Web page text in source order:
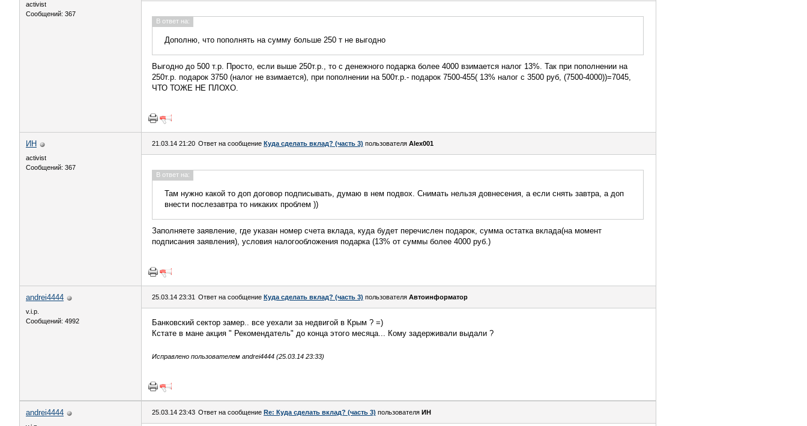
activist
Сообщений: 367
В ответ на:
Дополню, что пополнять на сумму больше 250 т не выгодно
Выгодно до 500 т.р. Просто, если выше 250т.р., то с денежного подарка более 4000 взимается налог 13%. Так при пополнении на
250т.р. подарок 3750 (налог не взимается), при пополнении на 500т.р.- подарок 7500-455( 13% налог с 3500 руб, (7500-4000))=7045,
ЧТО ТОЖЕ НЕ ПЛОХО.
ИН
activist
Сообщений: 367
21.03.14 21:20 Ответ на сообщение Куда сделать вклад? (часть 3) пользователя Alex001
В ответ на:
Там нужно какой то доп договор подписывать, думаю в нем подвох. Снимать нельзя довнесения, а если снять завтра, а доп
внести послезавтра то никаких проблем ))
Заполняете заявление, где указан номер счета вклада, куда будет перечислен подарок, сумма остатка вклада(на момент
подписания заявления), условия налогообложения подарка (13% от суммы более 4000 руб.)
andrei4444
v.i.p.
Сообщений: 4992
25.03.14 23:31 Ответ на сообщение Куда сделать вклад? (часть 3) пользователя Автоинформатор
Банковский сектор замер.. все уехали за недвигой в Крым ? =)
Кстате в мане акция " Рекомендатель" до конца этого месяца... Кому задерживали выдали ?
Исправлено пользователем andrei4444 (25.03.14 23:33)
andrei4444 25.03.14 23:43 Ответ на сообщение Re: Куда сделать вклад? (часть 3) пользователя ИН